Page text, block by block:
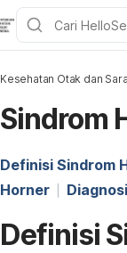
Kesehatan Otak dan
Sindrom
Definisi Sindrom
Horner
Definisi